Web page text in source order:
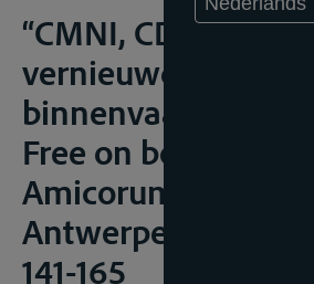
“CMNI, CDNI en het
vernieuwd Belgisch
Free on board. Liber
Amicorum Marc
Antwerpen,
141-165